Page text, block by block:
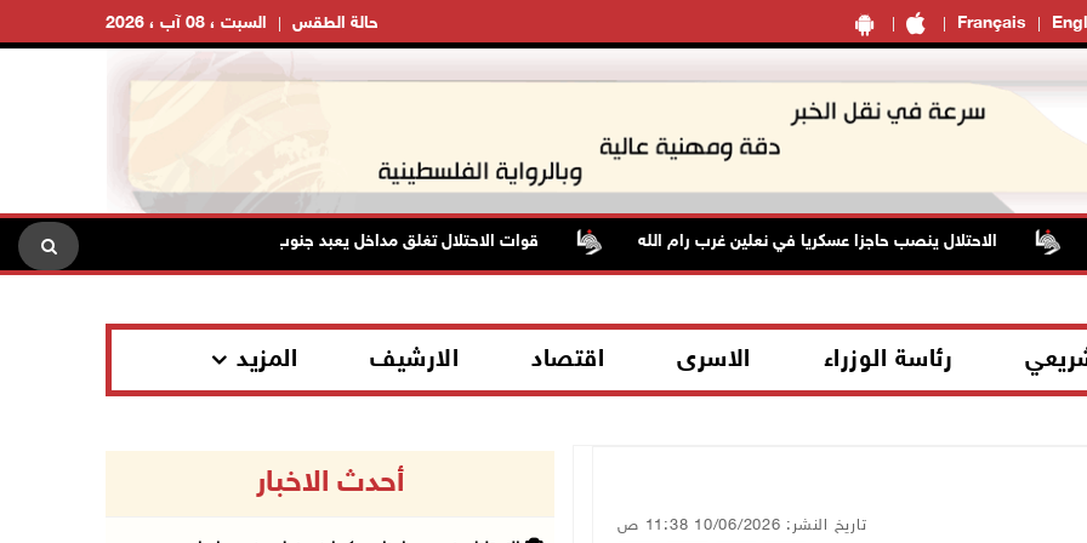
Français السبت ، 08 آب ، 2026 حالة الطقس
الاحتلال ينصب حاجزا عسكريا في نعلين غرب رام الله قوات الاحتلال تغلق مداخل يعبد جنوب غرب جنين تواصل انتهاكات
رئاسة الوزراء الاسرى اقتصاد الارشيف المزيد
تاريخ النشر: 10/06/2026 11:38 ص
أحدث الاخبار